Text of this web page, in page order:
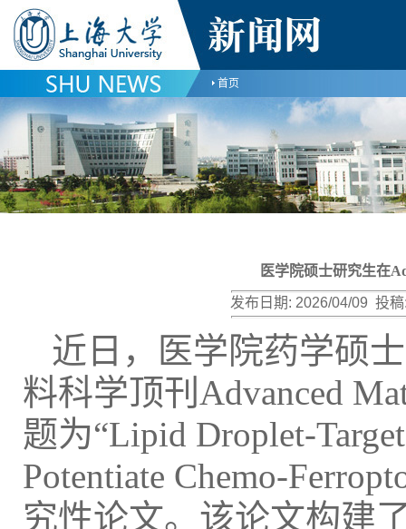
首页
医学院硕士研究生在
发布日期: 2026/04/09 投
近日，医学院药学硕
料科学顶刊Advanced
题为“Lipid Droplet-
Potentiate Chemo-
究性论文。该论文构建